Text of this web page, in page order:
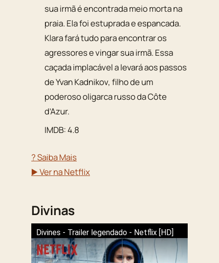
sua irmã é encontrada meio morta na
praia. Ela foi estuprada e espancada.
Klara fará tudo para encontrar os
agressores e vingar sua irmã. Essa
caçada implacável a levará aos passos
de Yvan Kadnikov, filho de um
poderoso oligarca russo da Côte
d’Azur.
IMDB: 4.8
? Saiba Mais
▶️ Ver na Netflix
Divinas
Divines - Trailer legendado - Netflix [HD]